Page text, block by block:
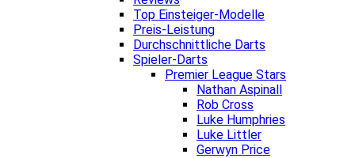
Top Einsteiger-Modelle
Preis-Leistung
Durchschnittliche Darts
Spieler-Darts
Premier League Stars
Nathan Aspinall
Rob Cross
Luke Humphries
Luke Littler
Gerwyn Price